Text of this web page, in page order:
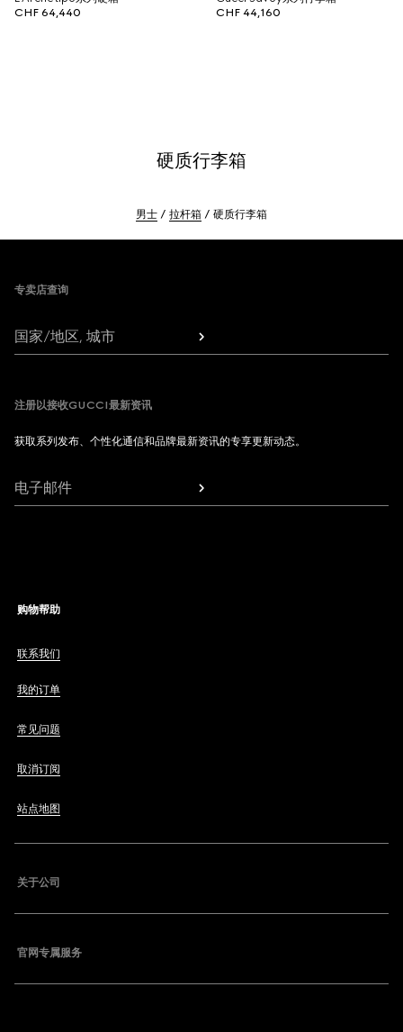
CHF 64,440
CHF 44,160
硬质行李箱
男士 拉杆箱 硬质行李箱
专卖店查询
国家/地区, 城市
注册以接收GUCCI最新资讯
获取系列发布、个性化通信和品牌最新资讯的专享更新动态。
电子邮件
购物帮助
联系我们
我的订单
常见问题
取消订阅
站点地图
关于公司
官网专属服务